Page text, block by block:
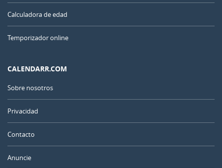
Calculadora de edad
Temporizador online
CALENDARR.COM
Sobre nosotros
Privacidad
Contacto
Anuncie